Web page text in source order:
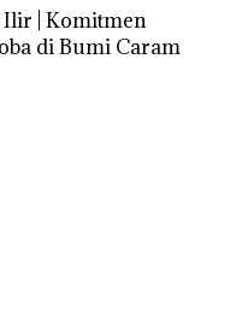
Ilir | Komitmen
di Bumi Caram